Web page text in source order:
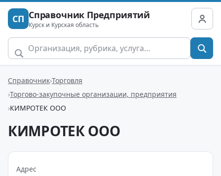
СП Справочник Предприятий
Курск и Курская область
Справочник Торговля
Торгово-закупочные организации, предприятия
КИМРОТЕК ООО
КИМРОТЕК ООО
Адрес